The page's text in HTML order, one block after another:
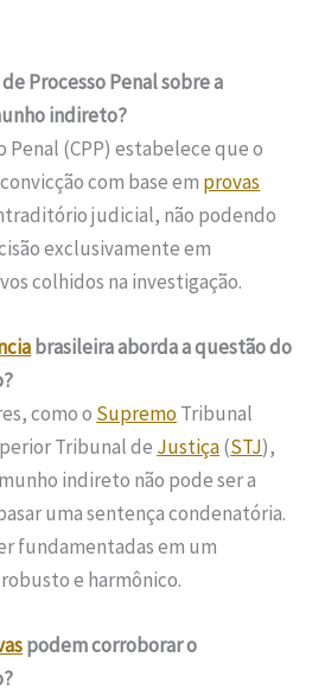
Processo Penal sobre a
indireto?
Penal (CPP) estabelece que o
com base em provas
judicial, não podendo
exclusivamente em
colhidos na investigação.
brasileira aborda a questão do
como o SupremoTribunal
Tribunal de Justiça(STJ),
indireto não pode ser a
uma sentença condenatória.
fundamentadas em um
e harmônico.
podem corroborar o